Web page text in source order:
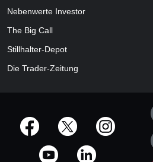
Nebenwerte Investor
The Big Call
Stillhalter-Depot
Die Trader-Zeitung
offizielle Social Media-Accounts